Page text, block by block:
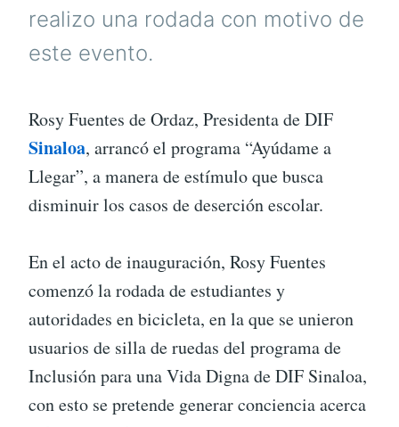
realizo una rodada con motivo de
este evento.
Rosy Fuentes de Ordaz, Presidenta de DIF
Sinaloa, arrancó el programa “Ayúdame a
Llegar”, a manera de estímulo que busca
disminuir los casos de deserción escolar.
En el acto de inauguración, Rosy Fuentes
comenzó la rodada de estudiantes y
autoridades en bicicleta, en la que se unieron
usuarios de silla de ruedas del programa de
Inclusión para una Vida Digna de DIF Sinaloa,
con esto se pretende generar conciencia acerca